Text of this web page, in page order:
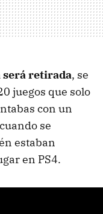
será retirada, se
juegos que solo
con un
se
estaban
en PS4.